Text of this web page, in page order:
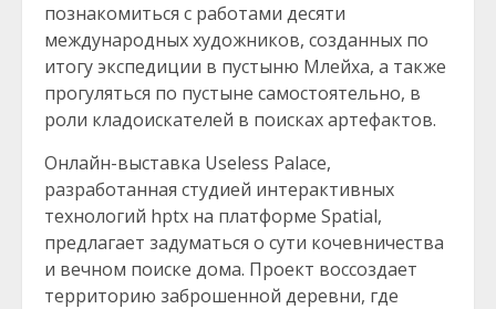
познакомиться с работами десяти
международных художников, созданных по
итогу экспедиции в пустыню Млейха, а также
прогуляться по пустыне самостоятельно, в
роли кладоискателей в поисках артефактов.
Онлайн-выставка Useless Palace,
разработанная студией интерактивных
технологий hptx на платформе Spatial,
предлагает задуматься о сути кочевничества
и вечном поиске дома. Проект воссоздает
территорию заброшенной деревни, где